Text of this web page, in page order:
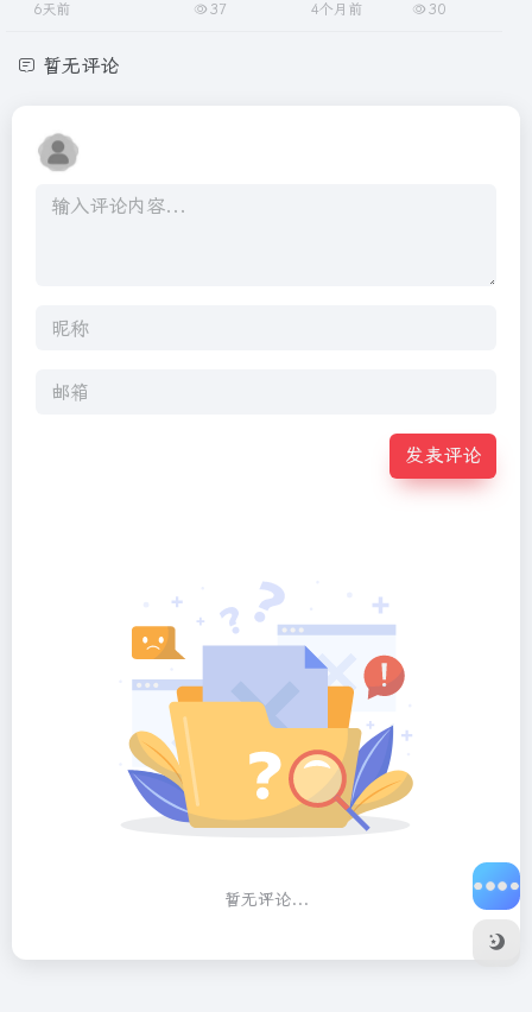
6天前 37 4个月前 30
暂无评论
发表评论
暂无评论...